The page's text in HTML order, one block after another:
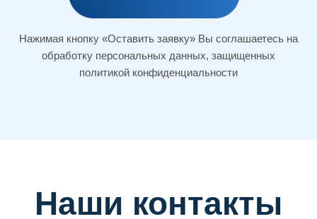
© 2025 Arina.Care. Все права защищены.
Договор оферты